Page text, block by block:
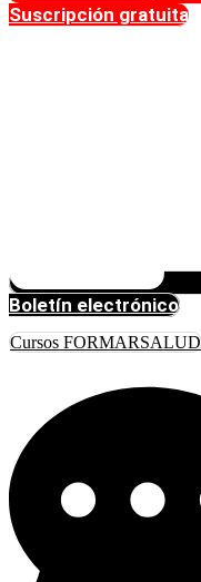
Suscripción gratuita
Boletín electrónico
Cursos FORMARSALUD